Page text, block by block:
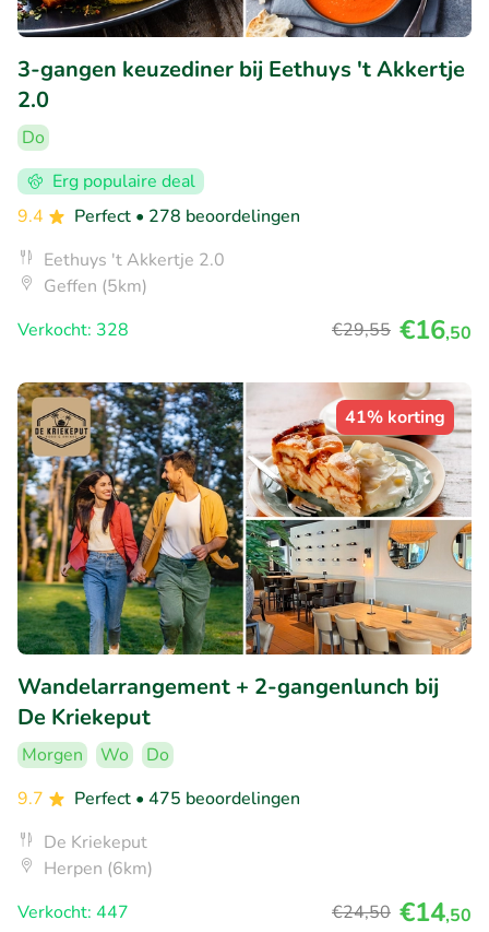
3-gangen keuzediner bij Eethuys 't Akkertje
2.0
Do
Erg populaire deal
9.4
Perfect • 278 beoordelingen
Eethuys 't Akkertje 2.0
Geffen (5km)
Verkocht: 328
€29,55 €16,50
41% korting
Wandelarrangement + 2-gangenlunch bij
De Kriekeput
Morgen Wo
Do
9.7
Perfect • 475 beoordelingen
De Kriekeput
Herpen (6km)
Verkocht: 447
€24,50 €14,50